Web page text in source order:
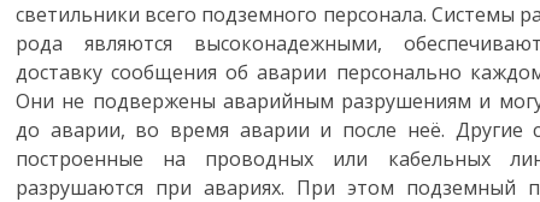
светильники всего подземного персонала. Системы
рода являются высоконадежными,
доставку сообщения об аварии персонально
Они не подвержены аварийным разрушениям и
до аварии, во время аварии и после неё. Другие
построенные на проводных или кабельных
разрушаются при авариях. При этом подземный